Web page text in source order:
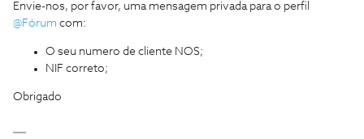
Envie-nos, por favor, uma mensagem privada para o perfil
@Fórum com:
O seu numero de cliente NOS;
NIF correto;
Obrigado